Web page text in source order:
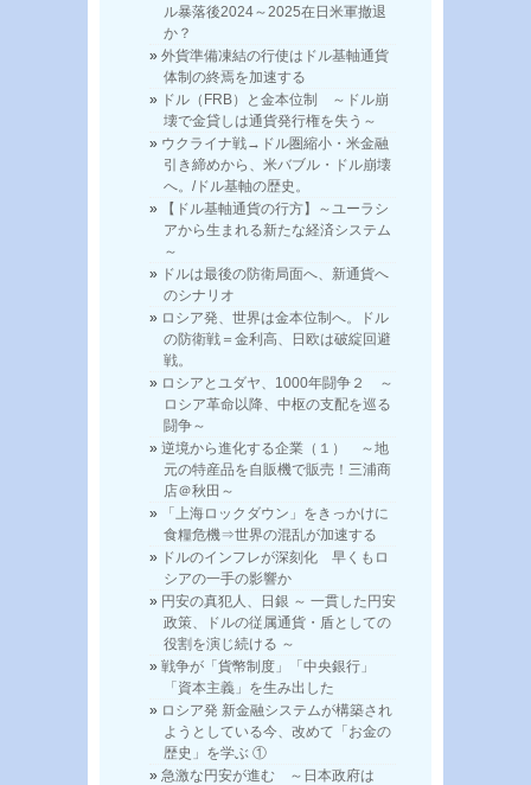
ル暴落後2024～2025在日米軍撤退
か？
外貨準備凍結の行使はドル基軸通貨
体制の終焉を加速する
ドル（FRB）と金本位制 ～ドル崩
壊で金貸しは通貨発行権を失う～
ウクライナ戦→ドル圏縮小・米金融
引き締めから、米バブル・ドル崩壊
へ。/ドル基軸の歴史。
【ドル基軸通貨の行方】～ユーラシ
アから生まれる新たな経済システム
～
ドルは最後の防衛局面へ、新通貨へ
のシナリオ
ロシア発、世界は金本位制へ。ドル
の防衛戦＝金利高、日欧は破綻回避
戦。
ロシアとユダヤ、1000年闘争２ ～
ロシア革命以降、中枢の支配を巡る
闘争～
逆境から進化する企業（１） ～地
元の特産品を自販機で販売！三浦商
店＠秋田～
「上海ロックダウン」をきっかけに
食糧危機⇒世界の混乱が加速する
ドルのインフレが深刻化 早くもロ
シアの一手の影響か
円安の真犯人、日銀 ～ 一貫した円安
政策、ドルの従属通貨・盾としての
役割を演じ続ける ～
戦争が「貨幣制度」「中央銀行」
「資本主義」を生み出した
ロシア発 新金融システムが構築され
ようとしている今、改めて「お金の
歴史」を学ぶ ①
急激な円安が進む ～日本政府は